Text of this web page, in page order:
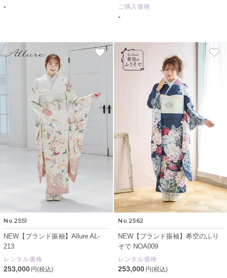
-
ご購入価格
-
No.2551
NEW【ブランド振袖】Allure AL-
213
レンタル価格
253,000 円(税込)
No.2562
NEW【ブランド振袖】希空のふり
そで NOA009
レンタル価格
253,000 円(税込)